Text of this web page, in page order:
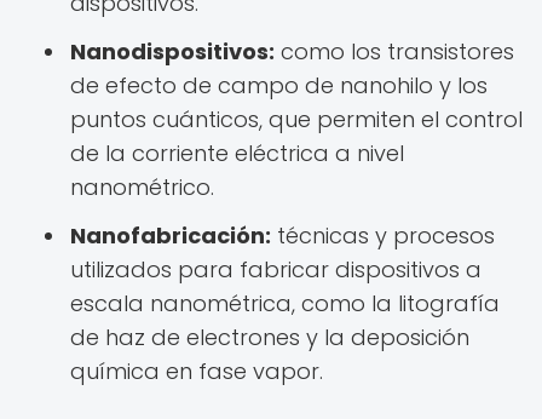
Nanodispositivos: como los transistores
de efecto de campo de nanohilo y los
puntos cuánticos, que permiten el control
de la corriente eléctrica a nivel
nanométrico.
Nanofabricación: técnicas y procesos
utilizados para fabricar dispositivos a
escala nanométrica, como la litografía
de haz de electrones y la deposición
química en fase vapor.